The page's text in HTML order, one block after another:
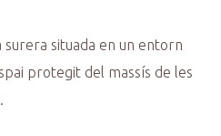
surera situada en un entorn
protegit del massís de les